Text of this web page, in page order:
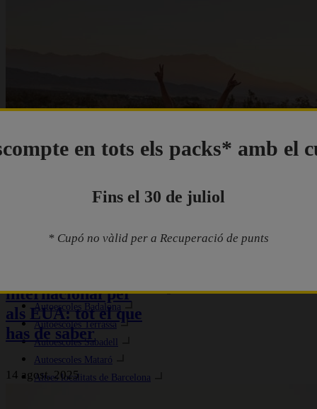
internacional per
als EUA: tot el que
has de saber
14 agost, 2025
Autoescoles Hospitalet de Llobregat
Autoescoles Badalona
Autoescoles Terrassa
Autoescoles Sabadell
Autoescoles Mataró
Altres localitats de Barcelona
en tots els packs* amb el
Fins el 30 de juliol
* Cupó no vàlid per a Recuperació de punts